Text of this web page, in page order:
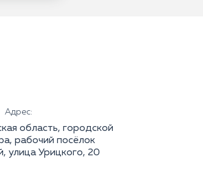
Адрес:
область, городской
рабочий посёлок
улица Урицкого, 20